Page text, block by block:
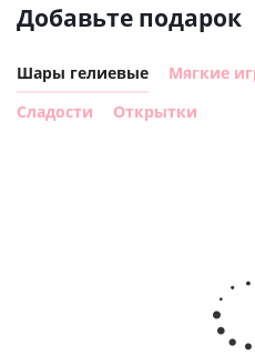
Добавьте подарок
Шары гелиевые Мягкие
Сладости
Открытки
Шар с
днем
с